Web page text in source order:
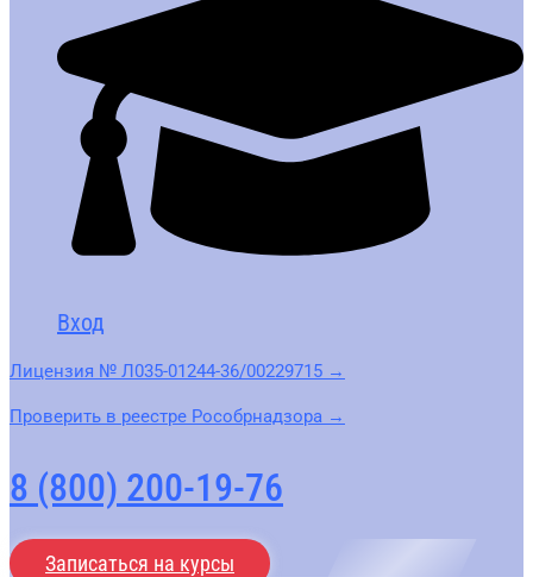
Вход
Лицензия № Л035-01244-36/00229715 →
Проверить в реестре Рособрнадзора →
8 (800) 200-19-76
Записаться на курсы